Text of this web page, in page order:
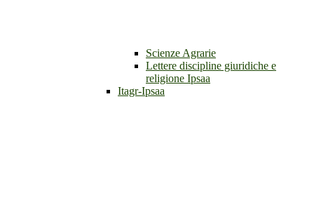
Scienze Agrarie
Lettere discipline giuridiche e
religione Ipsaa
Itagr-Ipsaa